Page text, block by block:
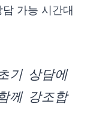
가능 시간대
기 상담에
께 강조합